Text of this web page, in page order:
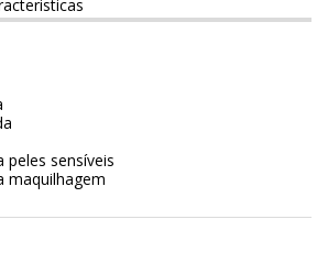
peles sensíveis
maquilhagem